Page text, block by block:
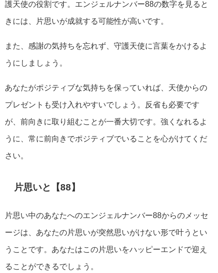
護天使の役割です。エンジェルナンバー88の数字を見ると
きには、片思いが成就する可能性が高いです。
また、感謝の気持ちを忘れず、守護天使に言葉をかけるよ
うにしましょう。
あなたがポジティブな気持ちを保っていれば、天使からの
プレゼントも受け入れやすいでしょう。反省も必要です
が、前向きに取り組むことが一番大切です。強くなれるよ
うに、常に前向きでポジティブでいることを心がけてくだ
さい。
片思いと【88】
片思い中のあなたへのエンジェルナンバー88からのメッセ
ージは、あなたの片思いが突然思いがけない形で叶うとい
うことです。あなたはこの片思いをハッピーエンドで迎え
ることができるでしょう。